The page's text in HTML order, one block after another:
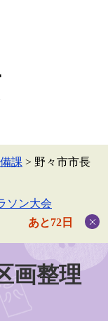
課 > 野々市市長
ソン大会
あと72日
画整理